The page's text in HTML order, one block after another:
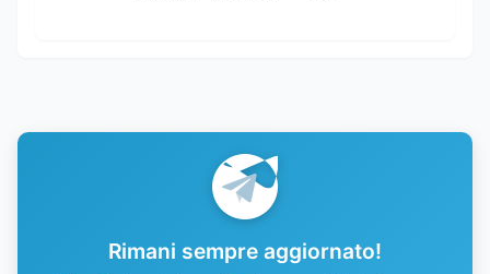
Rimani sempre aggiornato!